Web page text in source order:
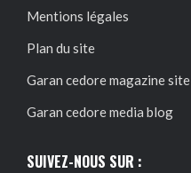
Mentions légales
Plan du site
Garan cedore magazine site
Garan cedore media blog
SUIVEZ-NOUS SUR :